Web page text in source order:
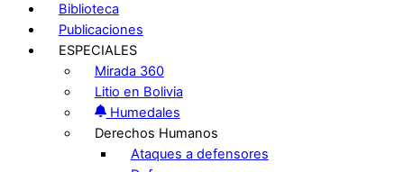
Biblioteca
Publicaciones
ESPECIALES
Mirada 360
Litio en Bolivia
Humedales
Derechos Humanos
Ataques a defensores